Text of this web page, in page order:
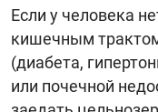
Если у человека
кишечным
(диабета,
или почечной